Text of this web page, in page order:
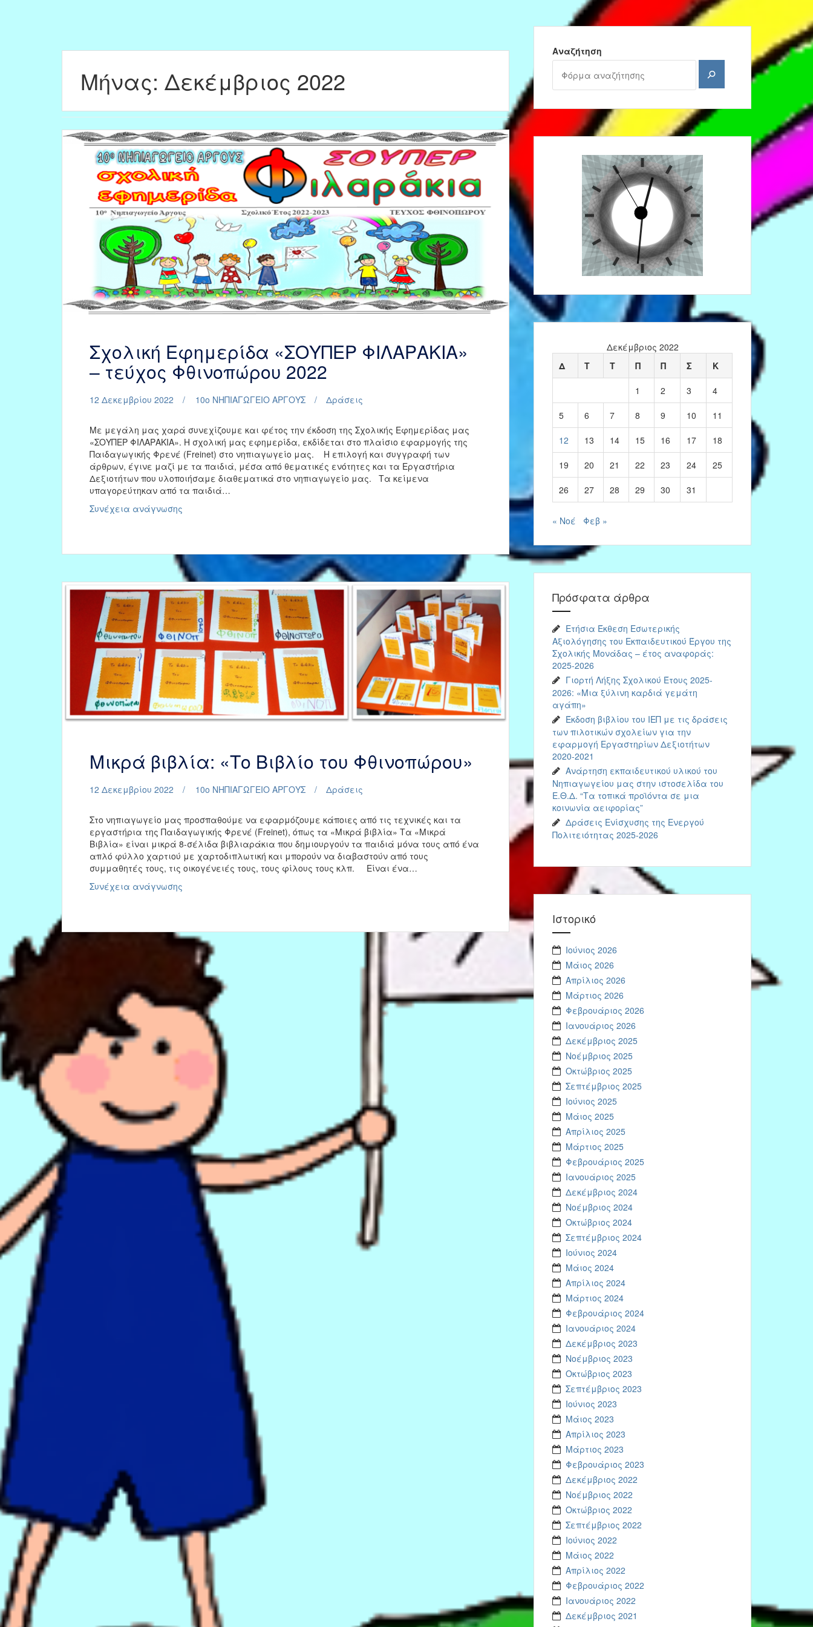
Μήνας: Δεκέμβριος 2022
Σχολική Εφημερίδα «ΣΟΥΠΕΡ ΦΙΛΑΡΑΚΙΑ»
– τεύχος Φθινοπώρου 2022
12 Δεκεμβρίου 2022 10ο ΝΗΠΙΑΓΩΓΕΙΟ ΑΡΓΟΥΣ Δράσεις
Με μεγάλη μας χαρά συνεχίζουμε και φέτος την έκδοση της Σχολικής Εφημερίδας μας
«ΣΟΥΠΕΡ ΦΙΛΑΡΑΚΙΑ». Η σχολική μας εφημερίδα, εκδίδεται στο πλαίσιο εφαρμογής της
Παιδαγωγικής Φρενέ (Freinet) στο νηπιαγωγείο μας. Η επιλογή και συγγραφή των
άρθρων, έγινε μαζί με τα παιδιά, μέσα από θεματικές ενότητες και τα Εργαστήρια
Δεξιοτήτων που υλοποιήσαμε διαθεματικά στο νηπιαγωγείο μας. Τα κείμενα
υπαγορεύτηκαν από τα παιδιά…
Συνέχεια ανάγνωσης
–
τεύχος
Φθινοπώρου
2022
Μικρά βιβλία: «Το Βιβλίο του Φθινοπώρου»
12 Δεκεμβρίου 2022 10ο ΝΗΠΙΑΓΩΓΕΙΟ ΑΡΓΟΥΣ Δράσεις
Στο νηπιαγωγείο μας προσπαθούμε να εφαρμόζουμε κάποιες από τις τεχνικές και τα
εργαστήρια της Παιδαγωγικής Φρενέ (Freinet), όπως τα «Μικρά βιβλία» Τα «Μικρά
Βιβλία» είναι μικρά 8-σέλιδα βιβλιαράκια που δημιουργούν τα παιδιά μόνα τους από ένα
απλό φύλλο χαρτιού με χαρτοδιπλωτική και μπορούν να διαβαστούν από τους
συμμαθητές τους, τις οικογένειές τους, τους φίλους τους κλπ. Είναι ένα…
Συνέχεια ανάγνωσης
του
Φθινοπώρου»
Αναζήτηση
Αναζήτηση
Δεκέμβριος 2022
Δ
Τ Τ Π Π Σ Κ
1 2 3 4
5 6 7 8 9 10 11
12 13 14 15 16 17 18
19 20 21 22 23 24 25
26 27 28 29 30 31
« Νοέ Φεβ »
Πρόσφατα άρθρα
Ετήσια Έκθεση Εσωτερικής
Αξιολόγησης του Εκπαιδευτικού Έργου της
Σχολικής Μονάδας – έτος αναφοράς:
2025-2026
Γιορτή Λήξης Σχολικού Έτους 2025-
2026: «Μια ξύλινη καρδιά γεμάτη
αγάπη»
Έκδοση βιβλίου του ΙΕΠ με τις δράσεις
των πιλοτικών σχολείων για την
εφαρμογή Εργαστηρίων Δεξιοτήτων
2020-2021
Ανάρτηση εκπαιδευτικού υλικού του
Νηπιαγωγείου μας στην ιστοσελίδα του
Ε.Θ.Δ. “Τα τοπικά προϊόντα σε μια
κοινωνία αειφορίας”
Δράσεις Ενίσχυσης της Ενεργού
Πολιτειότητας 2025-2026
Ιστορικό
Ιούνιος 2026
Μάιος 2026
Απρίλιος 2026
Μάρτιος 2026
Φεβρουάριος 2026
Ιανουάριος 2026
Δεκέμβριος 2025
Νοέμβριος 2025
Οκτώβριος 2025
Σεπτέμβριος 2025
Ιούνιος 2025
Μάιος 2025
Απρίλιος 2025
Μάρτιος 2025
Φεβρουάριος 2025
Ιανουάριος 2025
Δεκέμβριος 2024
Νοέμβριος 2024
Οκτώβριος 2024
Σεπτέμβριος 2024
Ιούνιος 2024
Μάιος 2024
Απρίλιος 2024
Μάρτιος 2024
Φεβρουάριος 2024
Ιανουάριος 2024
Δεκέμβριος 2023
Νοέμβριος 2023
Οκτώβριος 2023
Σεπτέμβριος 2023
Ιούνιος 2023
Μάιος 2023
Απρίλιος 2023
Μάρτιος 2023
Φεβρουάριος 2023
Δεκέμβριος 2022
Νοέμβριος 2022
Οκτώβριος 2022
Σεπτέμβριος 2022
Ιούνιος 2022
Μάιος 2022
Απρίλιος 2022
Φεβρουάριος 2022
Ιανουάριος 2022
Δεκέμβριος 2021